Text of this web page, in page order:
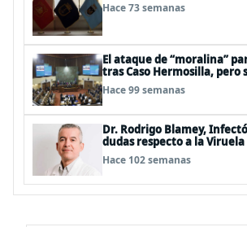
Hace 73 semanas
El ataque de “moralina”
tras Caso Hermosilla, pero
son los peor evaluados
Hace 99 semanas
Dr. Rodrigo Blamey,
dudas respecto a la Viruela del
(MPOX)
Hace 102 semanas